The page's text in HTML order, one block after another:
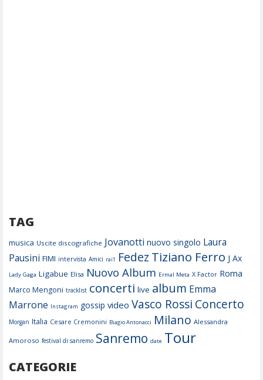
TAG
musica Uscite discografiche Jovanotti nuovo singolo Laura
Pausini FIMI intervista Amici rai1 Fedez Tiziano Ferro J Ax
Lady Gaga Ligabue Elisa Nuovo Album Ermal Meta X Factor Roma
Marco Mengoni tracklist concerti live album Emma
Marrone Instagram gossip video Vasco Rossi Concerto
Morgan Italia Cesare Cremonini Biagio Antonacci Milano Alessandra
Amoroso festival di sanremo Sanremo date Tour
CATEGORIE